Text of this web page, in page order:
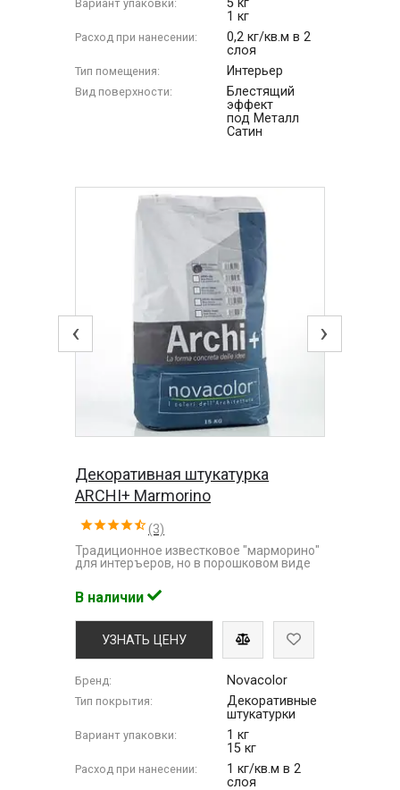
Вариант упаковки:
5 кг
1 кг
Расход при нанесении:
0,2 кг/кв.м в 2
слоя
Тип помещения: Интерьер
Вид поверхности:
Блестящий
эффект
под Металл
Сатин
‹ ›
Декоративная штукатурка
ARCHI+ Marmorino
(3)
Традиционное известковое "марморино"
для интеръеров, но в порошковом виде
В наличии
УЗНАТЬ ЦЕНУ
Бренд: Novacolor
Тип покрытия:
Декоративные
штукатурки
Вариант упаковки:
1 кг
15 кг
Расход при нанесении:
1 кг/кв.м в 2
слоя